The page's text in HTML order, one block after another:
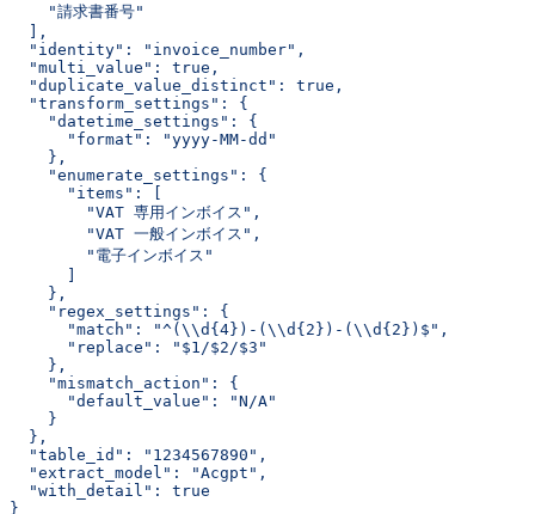
    "請求書番号"
  ],
  "identity": "invoice_number",
  "multi_value": true,
  "duplicate_value_distinct": true,
  "transform_settings": {
    "datetime_settings": {
      "format": "yyyy-MM-dd"
    },
    "enumerate_settings": {
      "items": [
        "VAT 専用インボイス",
        "VAT 一般インボイス",
        "電子インボイス"
      ]
    },
    "regex_settings": {
      "match": "^(\\d{4})-(\\d{2})-(\\d{2})$",
      "replace": "$1/$2/$3"
    },
    "mismatch_action": {
      "default_value": "N/A"
    }
  },
  "table_id": "1234567890",
  "extract_model": "Acgpt",
  "with_detail": true
}